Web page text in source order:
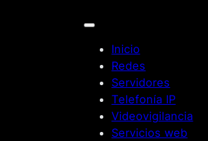
Inicio
Redes
Servidores
Telefonía IP
Videovigilancia
Servicios web